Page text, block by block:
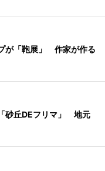
が「鞄展」 作家が作る
砂丘DEフリマ」 地元